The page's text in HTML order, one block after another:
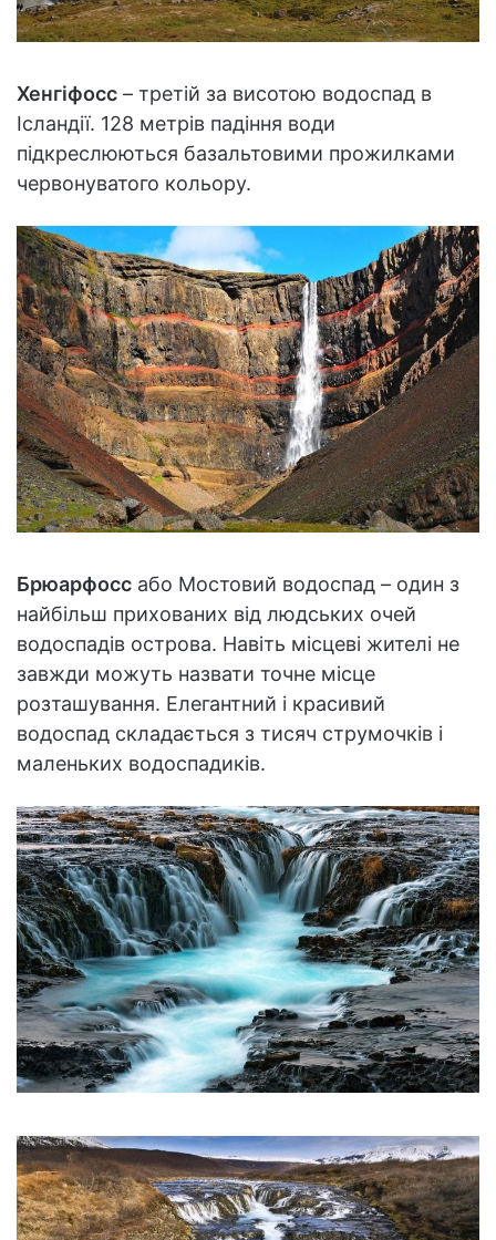
Хенгіфосс – третій за висотою водоспад в
Ісландії. 128 метрів падіння води
підкреслюються базальтовими прожилками
червонуватого кольору.
Брюарфосс або Мостовий водоспад – один з
найбільш прихованих від людських очей
водоспадів острова. Навіть місцеві жителі не
завжди можуть назвати точне місце
розташування. Елегантний і красивий
водоспад складається з тисяч струмочків і
маленьких водоспадиків.